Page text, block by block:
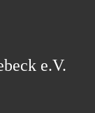
e.V.